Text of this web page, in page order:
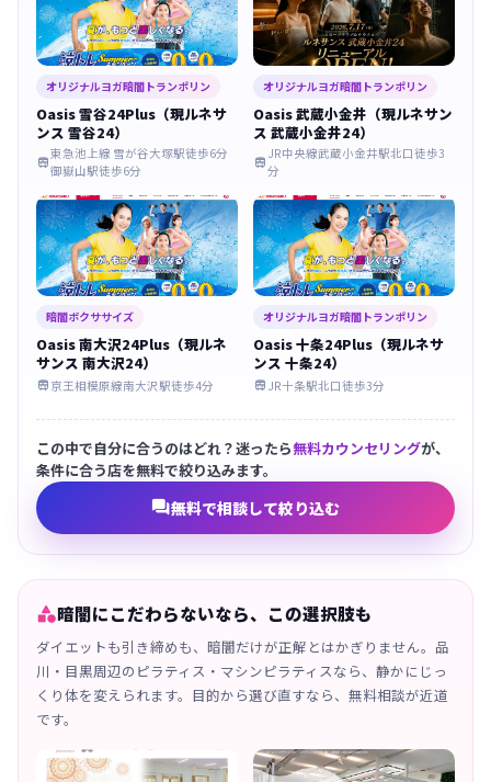
オリジナルヨガ暗闇トランポリン
Oasis 雪谷24Plus（現ルネサ
ンス 雪谷24）

東急池上線 雪が谷大塚駅徒歩6分
御嶽山駅徒歩6分
オリジナルヨガ暗闇トランポリン
Oasis 武蔵小金井（現ルネサン
ス 武蔵小金井24）

JR中央線武蔵小金井駅北口徒歩3
分
暗闇ボクササイズ
Oasis 南大沢24Plus（現ルネ
サンス 南大沢24）
 京王相模原線南大沢駅徒歩4分
オリジナルヨガ暗闇トランポリン
Oasis 十条24Plus（現ルネサ
ンス 十条24）
 JR十条駅北口徒歩3分
この中で自分に合うのはどれ？迷ったら無料カウンセリングが、
条件に合う店を無料で絞り込みます。
無料で相談して絞り込む
暗闇にこだわらないなら、この選択肢も
ダイエットも引き締めも、暗闇だけが正解とはかぎりません。品
川・目黒周辺のピラティス・マシンピラティスなら、静かにじっ
くり体を変えられます。目的から選び直すなら、無料相談が近道
です。